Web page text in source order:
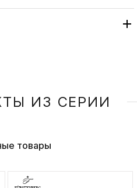
ИЗ СЕРИИ
товары